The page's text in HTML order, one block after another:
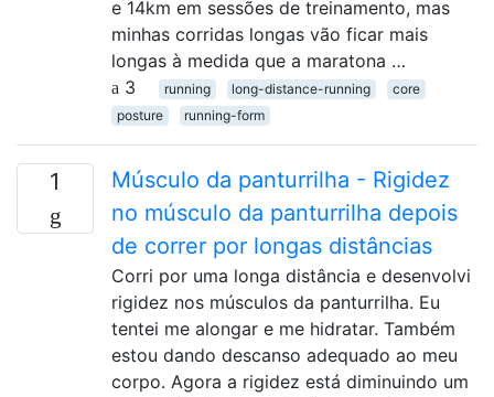
e 14km em sessões de treinamento, mas
minhas corridas longas vão ficar mais
longas à medida que a maratona …
3
running long-distance-running
core
posture
running-form
1
Músculo da panturrilha - Rigidez
no músculo da panturrilha depois
de correr por longas distâncias
Corri por uma longa distância e desenvolvi
rigidez nos músculos da panturrilha. Eu
tentei me alongar e me hidratar. Também
estou dando descanso adequado ao meu
corpo. Agora a rigidez está diminuindo um